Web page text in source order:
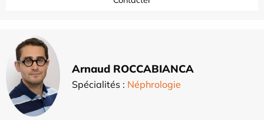
Arnaud ROCCABIANCA
Spécialités : Néphrologie